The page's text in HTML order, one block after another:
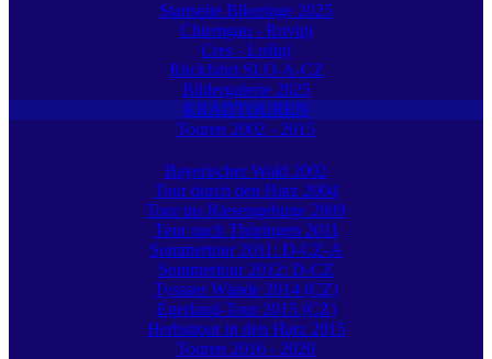
Startseite Bikertage 2025
Chiemgau - Rovinj
Cres - Lošinj
Rückfahrt SLO-A-CZ
Bildergalerie 2025
KRADTOUREN
Touren 2002 - 2015
Bayerischer Wald 2002
Tour durch den Harz 2004
Tour ins Riesengebirge 2009
Tour nach Thüringen 2011
Sommertour 2011: D-CZ-A
Sommertour 2012: D-CZ
Tyssaer Wände 2014 (CZ)
Egerland-Tour 2015 (CZ)
Herbsttour in den Harz 2015
Touren 2016 - 2020